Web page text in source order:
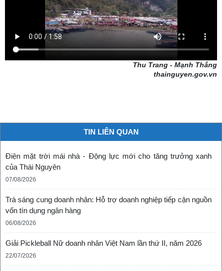
Thu Trang - Mạnh Thắng
thainguyen.gov.vn
TIN LIÊN QUAN
Điện mặt trời mái nhà - Động lực mới cho tăng trưởng xanh
của Thái Nguyên
07/08/2026
Trà sáng cung doanh nhân: Hỗ trợ doanh nghiệp tiếp cận nguồn
vốn tín dụng ngân hàng
06/08/2026
Giải Pickleball Nữ doanh nhân Việt Nam lần thứ II, năm 2026
22/07/2026